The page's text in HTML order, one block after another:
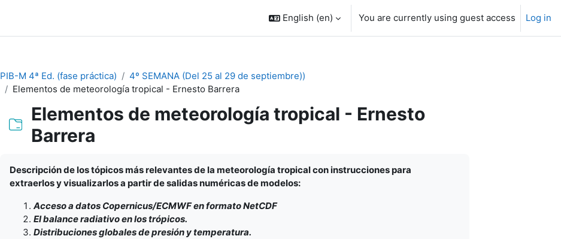
English ‎(en)‎ You are currently using guest access Log in
PIB-M 4ª Ed. (fase práctica)
4º SEMANA (Del 25 al 29 de septiembre))
Elementos de meteorología tropical - Ernesto Barrera
Elementos de meteorología tropical - Ernesto
Barrera
Descripción de los tópicos más relevantes de la meteorología tropical con instrucciones para
extraerlos y visualizarlos a partir de salidas numéricas de modelos:
Acceso a datos Copernicus/ECMWF en formato NetCDF
El balance radiativo en los trópicos.
Distribuciones globales de presión y temperatura.